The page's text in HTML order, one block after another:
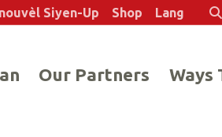
Our Partners Ways
Siyen-Up Shop Lang